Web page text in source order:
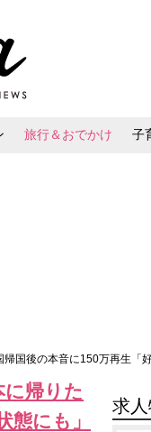
旅行＆おでかけ 子
国後の本音に150万再生「
帰りた
態にも」
求